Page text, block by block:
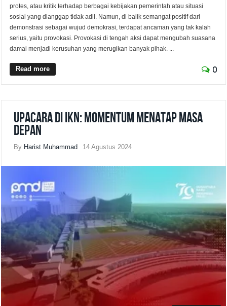
protes, atau kritik terhadap berbagai kebijakan pemerintah atau situasi
sosial yang dianggap tidak adil. Namun, di balik semangat positif dari
demonstrasi sebagai wujud demokrasi, terdapat ancaman yang tak kalah
serius, yaitu provokasi. Provokasi di tengah aksi dapat mengubah suasana
damai menjadi kerusuhan yang merugikan banyak pihak. ...
Read more 0
Upacara di IKN: Momentum Menatap Masa
Depan
By Harist Muhammad 14 Agustus 2024